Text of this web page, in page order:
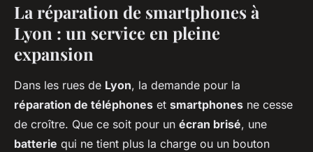
La réparation de smartphones à
Lyon : un service en pleine
expansion
Dans les rues de Lyon, la demande pour la
réparation de téléphones et smartphones ne cesse
de croître. Que ce soit pour un écran brisé, une
batterie qui ne tient plus la charge ou un bouton